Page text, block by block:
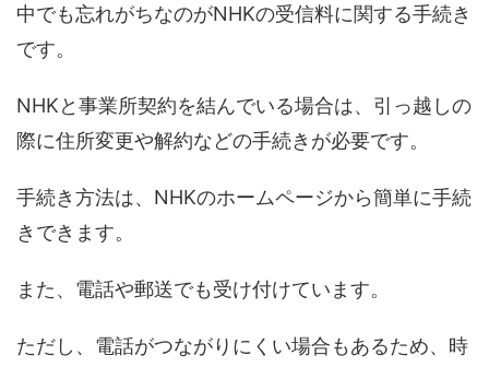
中でも忘れがちなのがNHKの受信料に関する手続き
です。
NHKと事業所契約を結んでいる場合は、引っ越しの
際に住所変更や解約などの手続きが必要です。
手続き方法は、NHKのホームページから簡単に手続
きできます。
また、電話や郵送でも受け付けています。
ただし、電話がつながりにくい場合もあるため、時